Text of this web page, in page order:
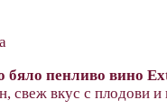
бяло пенливо вино
вкус с плодови